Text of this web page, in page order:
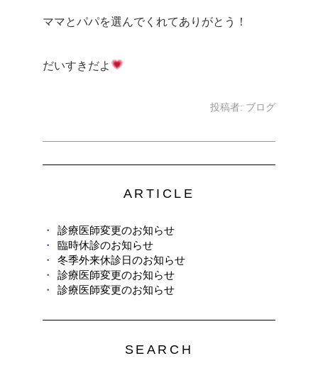
ママとパパを選んでくれてありがとう！
だいすきだよ
投稿者: ブログ
ARTICLE
診療医師変更のお知らせ
臨時休診のお知らせ
冬季外来休診日のお知らせ
診療医師変更のお知らせ
診療医師変更のお知らせ
SEARCH